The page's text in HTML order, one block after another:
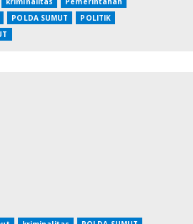
POLDA SUMUT
POLITIK